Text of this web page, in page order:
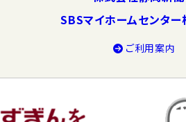
SBSマイホームセンタ
ご利⽤案内